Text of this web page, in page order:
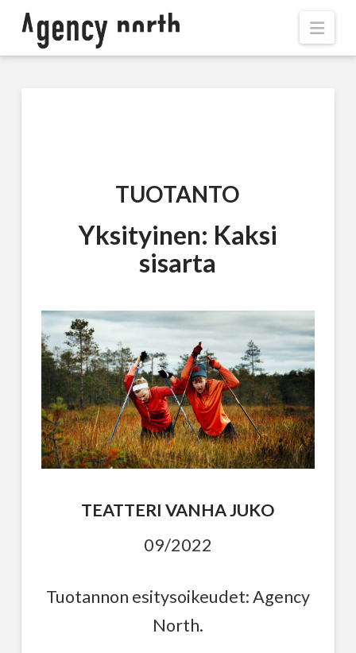
TUOTANTO
Yksityinen: Kaksi
sisarta
TEATTERI VANHA JUKO
09/2022
Tuotannon esitysoikeudet: Agency
North.